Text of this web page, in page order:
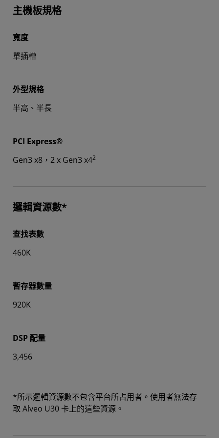
主機板規格
寬度
單插槽
外型規格
半高、半長
PCI Express®
Gen3 x8，2 x Gen3 x42
邏輯資源數*
查找表數
460K
暫存器數量
920K
DSP 配量
3,456
*所示邏輯資源數不包含平台所占用者。使用者無法存
取 Alveo U30 卡上的這些資源。